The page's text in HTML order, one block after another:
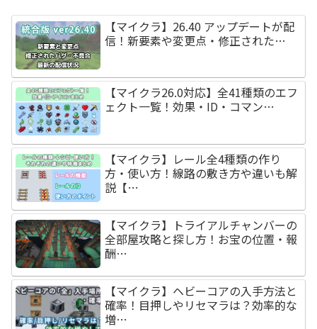
【マイクラ】26.40 アップデートが配
信！新要素や変更点・修正された…
【マイクラ26.0対応】全41種類のエフ
ェクト一覧！効果・ID・コマン…
【マイクラ】レール全4種類の作り
方・使い方！線路の敷き方や違いも解
説【…
【マイクラ】トライアルチャンバーの
全部屋攻略と探し方！お宝の位置・報
酬…
【マイクラ】ヘビーコアの入手方法と
確率！目押しやリセマラは？効率的な
増…